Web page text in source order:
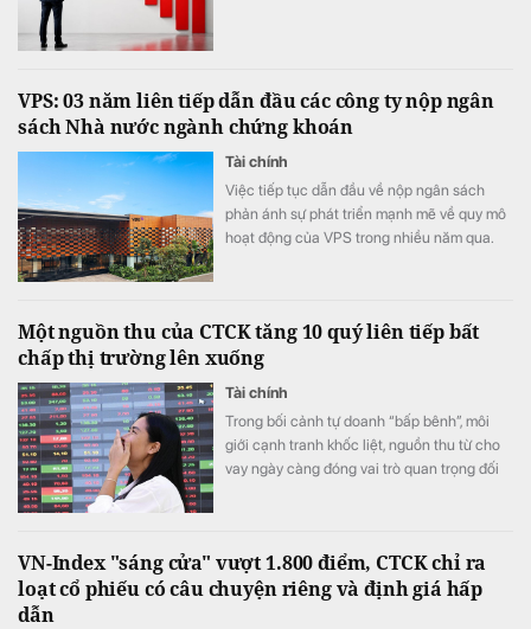
VPS: 03 năm liên tiếp dẫn đầu các công ty nộp ngân
sách Nhà nước ngành chứng khoán
Tài chính
Việc tiếp tục dẫn đầu về nộp ngân sách
phản ánh sự phát triển mạnh mẽ về quy mô
hoạt động của VPS trong nhiều năm qua.
Một nguồn thu của CTCK tăng 10 quý liên tiếp bất
chấp thị trường lên xuống
Tài chính
Trong bối cảnh tự doanh “bấp bênh”, môi
giới cạnh tranh khốc liệt, nguồn thu từ cho
vay ngày càng đóng vai trò quan trọng đối
VN-Index "sáng cửa" vượt 1.800 điểm, CTCK chỉ ra
loạt cổ phiếu có câu chuyện riêng và định giá hấp
dẫn